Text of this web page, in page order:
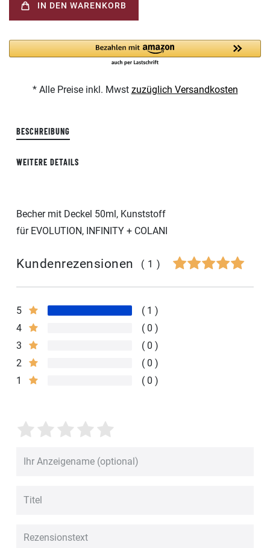
IN DEN WARENKORB
* Alle Preise inkl. Mwst zuzüglich Versandkosten
BESCHREIBUNG
WEITERE DETAILS
Becher mit Deckel 50ml, Kunststoff
für EVOLUTION, INFINITY + COLANI
Kundenrezensionen (1)
5
1
4
0
3
0
2
0
1
0